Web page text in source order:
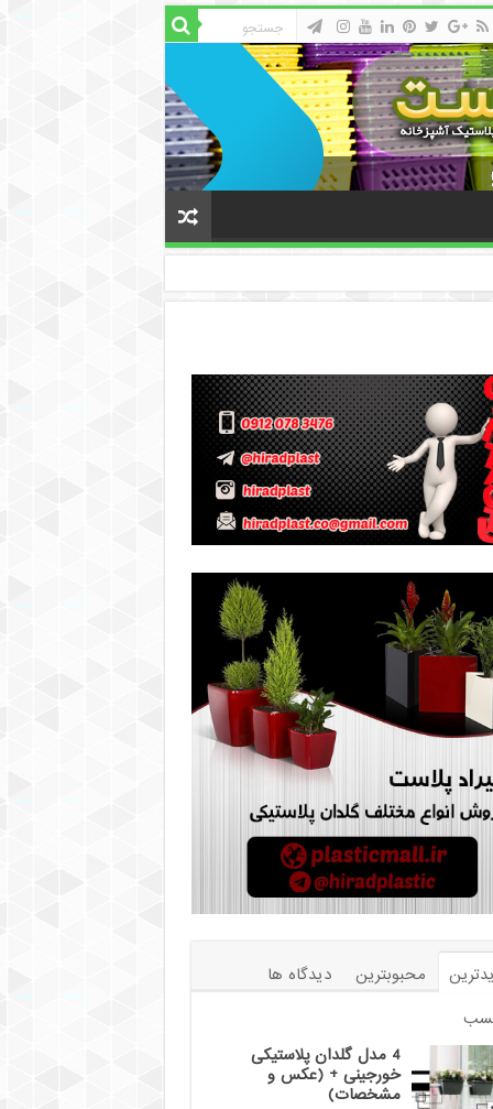
محبوبترین
دیدگاه ها
4 مدل گلدان پلاستیکی
خورجینی + (عکس و
مشخصات)